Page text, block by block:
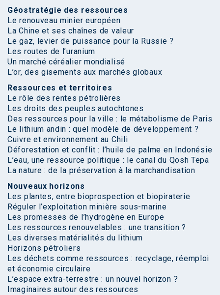
Géostratégie des ressources
Le renouveau minier européen
La Chine et ses chaînes de valeur
Le gaz, levier de puissance pour la Russie ?
Les routes de l’uranium
Un marché céréalier mondialisé
L’or, des gisements aux marchés globaux
Ressources et territoires
Le rôle des rentes pétrolières
Les droits des peuples autochtones
Des ressources pour la ville : le métabolisme de Paris
Le lithium andin : quel modèle de développement ?
Cuivre et environnement au Chili
Déforestation et conflit : l’huile de palme en Indonésie
L’eau, une ressource politique : le canal du Qosh Tepa
La nature : de la préservation à la marchandisation
Nouveaux horizons
Les plantes, entre bioprospection et biopiraterie
Réguler l’exploitation minière sous-marine
Les promesses de l’hydrogène en Europe
Les ressources renouvelables : une transition ?
Les diverses matérialités du lithium
Horizons pétroliers
Les déchets comme ressources : recyclage, réemploi
et économie circulaire
L’espace extra-terrestre : un nouvel horizon ?
Imaginaires autour des ressources